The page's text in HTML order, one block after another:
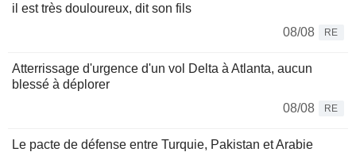
il est très douloureux, dit son fils
08/08
RE
Atterrissage d'urgence d'un vol Delta à Atlanta, aucun
blessé à déplorer
08/08
RE
Le pacte de défense entre Turquie, Pakistan et Arabie